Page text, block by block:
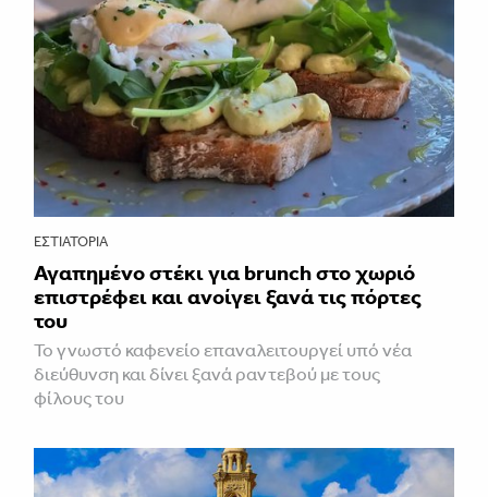
ΕΣΤΙΑΤΌΡΙΑ
Αγαπημένο στέκι για brunch στο χωριό
επιστρέφει και ανοίγει ξανά τις πόρτες
του
Το γνωστό καφενείο επαναλειτουργεί υπό νέα
διεύθυνση και δίνει ξανά ραντεβού με τους
φίλους του